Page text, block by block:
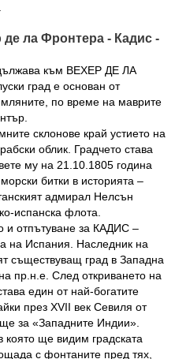
де ла Фронтера - Кадис -
към ВЕХЕР ДЕ ЛА
град е основан от
по време на маврите
склонове край устието на
облик. Градчето става
му на 21.10.1805 година
битки в историята –
адмирал Нелсън
испанска флота.
и отпътуване за КАДИС –
на Испания. Наследник на
съществуващ град в Западна
пр.н.е. След откриването на
един от най-богатите
през ХVІI век Севиля от
за «Западните Индии».
ще видим градската
с фонтаните пред тях,